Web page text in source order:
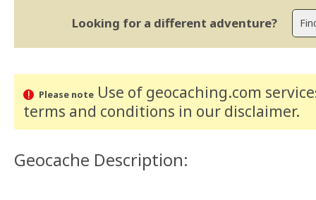
Looking for a different adventure?
Please noteUse of geocaching.com
terms and conditions in our disclaimer.
Geocache Description: